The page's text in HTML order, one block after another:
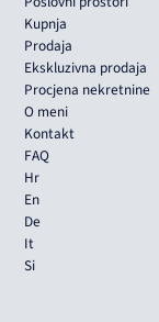
Kupnja
Prodaja
Ekskluzivna prodaja
Procjena nekretnine
O meni
Kontakt
FAQ
Hr
En
De
It
Si